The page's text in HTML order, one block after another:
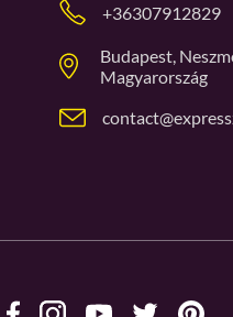
+36307912829
Budapest,
Magyarország